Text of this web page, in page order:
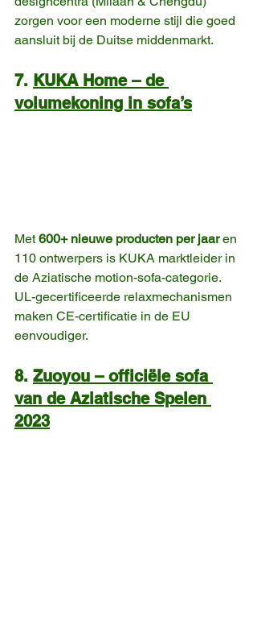
zorgen voor een moderne stijl die goed
aansluit bij de Duitse middenmarkt.
7. KUKA Home – de
volumekoning in sofa’s
Met 600+ nieuwe producten per jaar en
110 ontwerpers is KUKA marktleider in
de Aziatische motion-sofa-categorie.
UL-gecertificeerde relaxmechanismen
maken CE-certificatie in de EU
eenvoudiger.
8. Zuoyou – officiële sofa
van de Aziatische Spelen
2023